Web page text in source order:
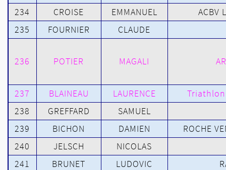
234 CROISE EMMANUEL
ACBV
235
FOURNIER CLAUDE
236 POTIER MAGALI
237 BLAINEAU LAURENCE
238
GREFFARD
SAMUEL
239
BICHON DAMIEN
ROCHE
240
JELSCH
NICOLAS
241
BRUNET LUDOVIC